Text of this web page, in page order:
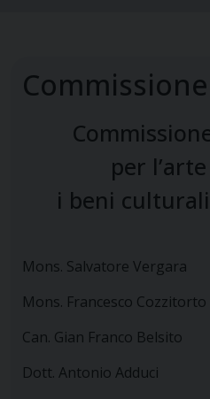
per
i beni
Mons. Salvatore Vergara
Mons. Francesco Cozzitorto
Can. Gian Franco Belsito
Dott. Antonio Adduci